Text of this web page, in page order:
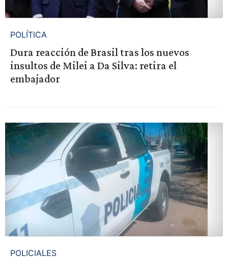
POLÍTICA
Dura reacción de Brasil tras los nuevos
insultos de Milei a Da Silva: retira el
embajador
POLICIALES